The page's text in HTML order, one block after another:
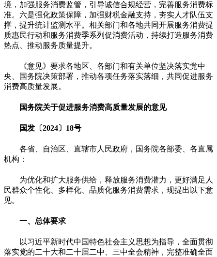
境，加强服务消费监管，引导诚信合规经营，完善服务消费标
准。六是强化政策保障，加强财税金融支持，夯实人才队伍支
撑，提升统计监测水平。相关部门和各地共同开展服务消费提
质惠民行动和服务消费季系列促消费活动，持续打造服务消费
热点、推动服务质量提升。
《意见》要求各地区、各部门和有关单位坚决落实党中
央、国务院决策部署，推动各项任务落实落细，共同促进服务
消费高质量发展。
国务院关于促进服务消费高质量发展的意见
国发〔2024〕18号
各省、自治区、直辖市人民政府，国务院各部委、各直属
机构：
为优化和扩大服务供给，释放服务消费潜力，更好满足人
民群众个性化、多样化、品质化服务消费需求，现提出以下意
见。
一、总体要求
以习近平新时代中国特色社会主义思想为指导，全面贯彻
落实党的二十大和二十届二中、三中全会精神，完整准确全面